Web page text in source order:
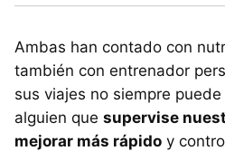
Ambas han contado con
también con entrenador
sus viajes no siempre
alguien que supervise
mejorar más rápido y